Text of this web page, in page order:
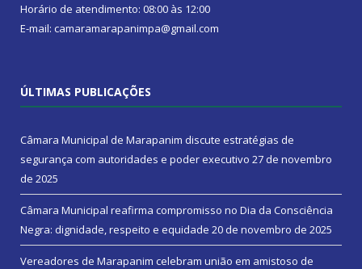
Horário de atendimento: 08:00 às 12:00
E-mail: camaramarapanimpa@gmail.com
ÚLTIMAS PUBLICAÇÕES
Câmara Municipal de Marapanim discute estratégias de
segurança com autoridades e poder executivo 27 de novembro
de 2025
Câmara Municipal reafirma compromisso no Dia da Consciência
Negra: dignidade, respeito e equidade 20 de novembro de 2025
Vereadores de Marapanim celebram união em amistoso de